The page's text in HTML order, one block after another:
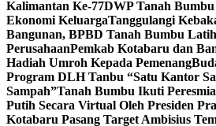
Kalimantan Ke-77DWP Tanah
Ekonomi KeluargaTanggulangi
Bangunan, BPBD Tanah Bumbu
PerusahaanPemkab Kotabaru dan
Hadiah Umroh Kepada Pemenang
Program DLH Tanbu “Satu Kantor
Sampah”Tanah Bumbu Ikuti
Putih Secara Virtual Oleh Presiden
Kotabaru Pasang Target Ambisius